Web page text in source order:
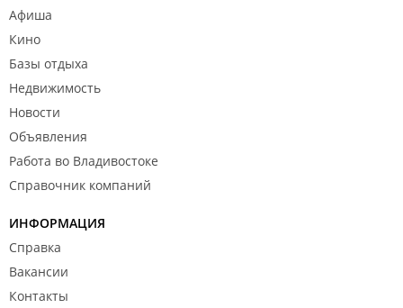
Афиша
Кино
Базы отдыха
Недвижимость
Новости
Объявления
Работа во Владивостоке
Справочник компаний
ИНФОРМАЦИЯ
Справка
Вакансии
Контакты